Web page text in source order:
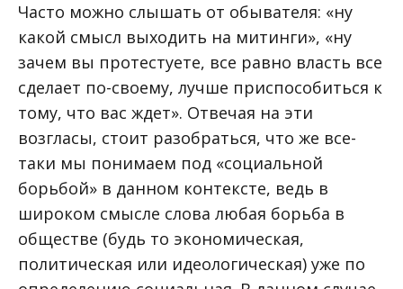
Часто можно слышать от обывателя: «ну
какой смысл выходить на митинги», «ну
зачем вы протестуете, все равно власть все
сделает по-своему, лучше приспособиться к
тому, что вас ждет». Отвечая на эти
возгласы, стоит разобраться, что же все-
таки мы понимаем под «социальной
борьбой» в данном контексте, ведь в
широком смысле слова любая борьба в
обществе (будь то экономическая,
политическая или идеологическая) уже по